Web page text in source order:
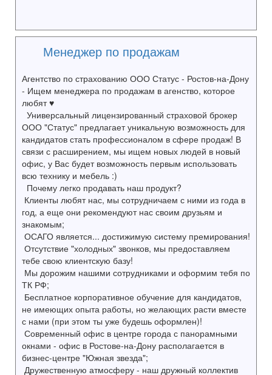
Менеджер по продажам
Агентство по страхованию ООО Статус - Ростов-на-Дону
- Ищем менеджера по продажам в агенство, которое
любят ♥
Универсальный лицензированный страховой брокер
ООО "Статус" предлагает уникальную возможность для
кандидатов стать профессионалом в сфере продаж! В
связи с расширением, мы ищем новых людей в новый
офис, у Вас будет возможность первым использовать
всю технику и мебель :)
Почему легко продавать наш продукт?
Клиенты любят нас, мы сотрудничаем с ними из года в
год, а еще они рекомендуют нас своим друзьям и
знакомым;
ОСАГО является... достижимую систему премирования!
Отсутствие "холодных" звонков, мы предоставляем
тебе свою клиентскую базу!
Мы дорожим нашими сотрудниками и оформим тебя по
ТК РФ;
Бесплатное корпоративное обучение для кандидатов,
не имеющих опыта работы, но желающих расти вместе
с нами (при этом ты уже будешь оформлен)!
Современный офис в центре города с панорамными
окнами - офис в Ростове-на-Дону располагается в
бизнес-центре "Южная звезда";
Дружественную атмосферу - наш дружный коллектив